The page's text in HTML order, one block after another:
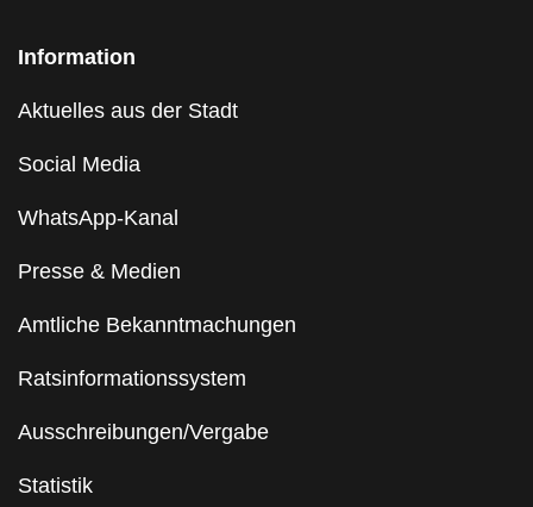
Information
Aktuelles aus der Stadt
Social Media
WhatsApp-Kanal
Presse & Medien
Amtliche Bekanntmachungen
Ratsinformationssystem
Ausschreibungen/Vergabe
Statistik